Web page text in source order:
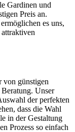
Gardinen und
Preis an.
es uns,
von günstigen
Unser
der perfekten
dass die Wahl
in der Gestaltung
Prozess so einfach